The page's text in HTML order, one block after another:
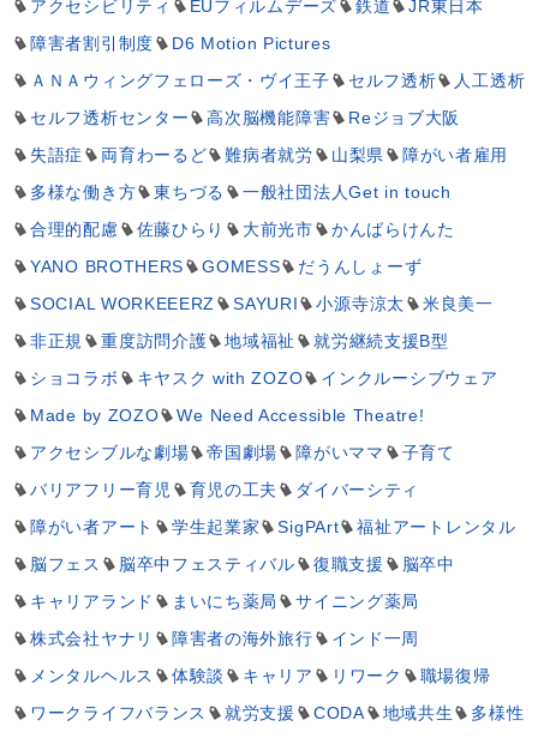
アクセシビリティ
EUフィルムデーズ 鉄道
JR東日本
障害者割引制度
D6 Motion Pictures
ＡＮＡウィングフェローズ・ヴイ王子
セルフ透析
人工透析
セルフ透析センター
高次脳機能障害
Reジョブ大阪
失語症
両育わーるど 難病者就労 山梨県
障がい者雇用
多様な働き方
東ちづる
一般社団法人Get in touch
合理的配慮
佐藤ひらり 大前光市
かんばらけんた
YANO BROTHERS
GOMESS
だうんしょーず
SOCIAL WORKEEERZ
SAYURI 小源寺涼太
米良美一
非正規
重度訪問介護 地域福祉
就労継続支援B型
ショコラボ
キヤスク with ZOZO
インクルーシブウェア
Made by ZOZO
We Need Accessible Theatre!
アクセシブルな劇場
帝国劇場 障がいママ
子育て
バリアフリー育児
育児の工夫
ダイバーシティ
障がい者アート
学生起業家 SigPArt
福祉アートレンタル
脳フェス
脳卒中フェスティバル 復職支援
脳卒中
キャリアランド
まいにち薬局
サイニング薬局
株式会社ヤナリ
障害者の海外旅行
インド一周
メンタルヘルス
体験談 キャリア リワーク
職場復帰
ワークライフバランス
就労支援 CODA 地域共生
多様性